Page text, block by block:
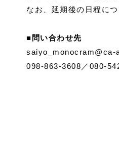
なお、延期後の日程に
■問い合わせ先
saiyo_monocram@ca-
098-863-3608／080-